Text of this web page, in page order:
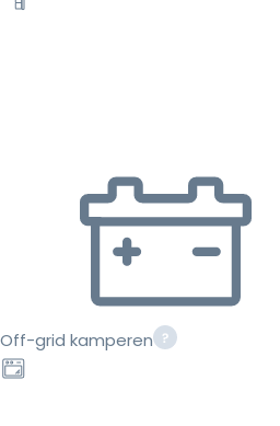
Off-grid kamperen